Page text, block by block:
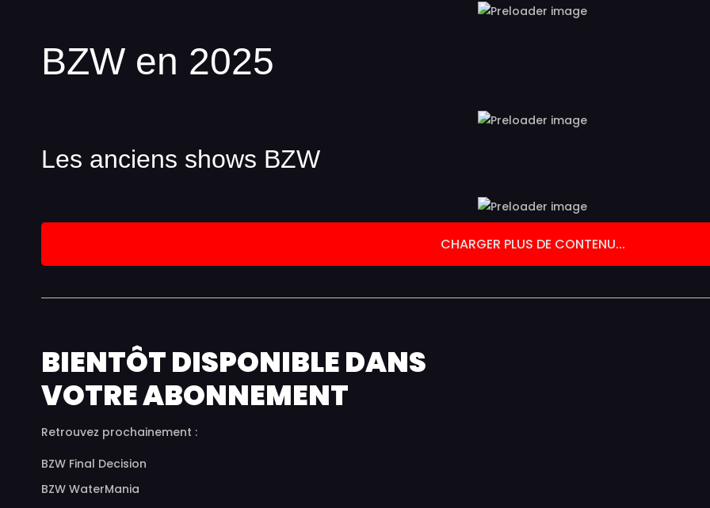
BZW en 2025
Les anciens shows BZW
CHARGER PLUS DE CONTENU...
BIENTÔT DISPONIBLEDANS
VOTRE ABONNEMENT
Retrouvez prochainement :
BZW Final Decision
BZW WaterMania